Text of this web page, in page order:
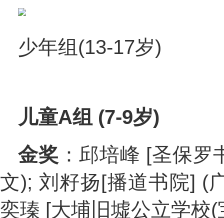
少年组(13-17岁)
儿童A组 (7-9岁)
金奖 ：邱培峰 [圣保
文); 刘籽扬[播道书院] (
奕瑧 [大埔旧墟公立学校